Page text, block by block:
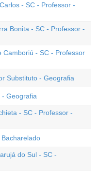
- SC - Professor -
Bonita - SC - Professor -
Camboriú - SC - Professor
Substituto - Geografia
- Geografia
- SC - Professor -
do Sul - SC -